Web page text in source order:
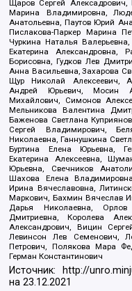
Щаров Сергей Алексадрович,
Марина Владимировна,
Анатольевна, Паутов Юрий
Пислакова-Паркер Марина
Чуркина Наталья
Екатерина Александровна,
Борисовна, Гудков Лев
Анна Васильевна, Захарова
Щур Николай Алексеевич,
Андрей Юрьевич, Мосин
Михайлович, Симонов
Мельникова Валентина
Баженова Светлана
Сергей Владимирович,
Николаевна, Ганнушкина
Буртина Елена Юрьевна,
Екатерина Алексеевна,
Юрьевна, Свечников
Шахова Елена
Ирина Вячеславовна,
Маркович, Бахмин Вячеслав
Дарья Николаевна,
Дмитриевна, Королева
Александрович, Вицин
Левинсон Лев Семенович,
Петрович, Полякова Мара
Герман Константинович
Источник: http://
на23.12.2021